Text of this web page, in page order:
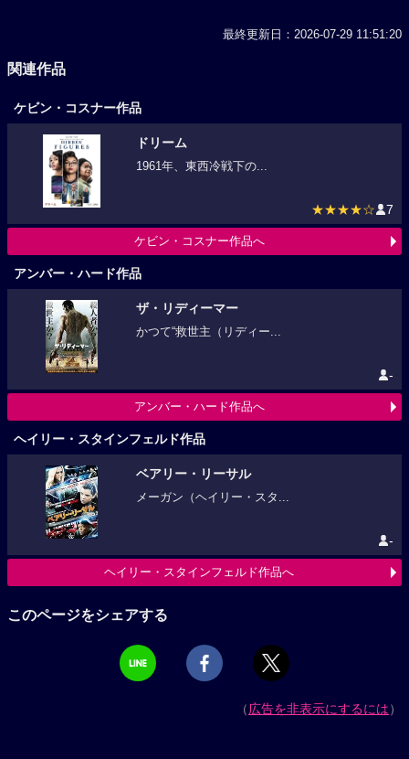
最終更新日：2026-07-29 11:51:20
関連作品
ケビン・コスナー作品
ドリーム
1961年、東西冷戦下の...
★★★★☆ 7
ケビン・コスナー作品へ
アンバー・ハード作品
ザ・リディーマー
かつて“救世主（リディー...
-
アンバー・ハード作品へ
ヘイリー・スタインフェルド作品
ベアリー・リーサル
メーガン（ヘイリー・スタ...
-
ヘイリー・スタインフェルド作品へ
このページをシェアする
（広告を非表示にするには）